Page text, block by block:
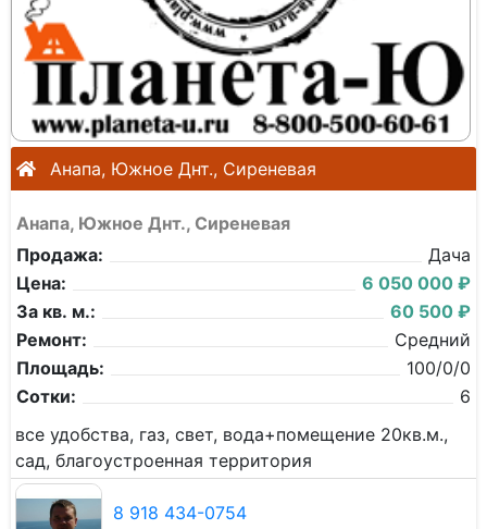
Анапа, Южное Днт., Сиреневая
Анапа, Южное Днт., Сиреневая
Продажа:
Дача
Цена:
6 050 000 ₽
За кв. м.:
60 500 ₽
Ремонт:
Средний
Площадь:
100/0/0
Сотки:
6
все удобства, газ, свет, вода+помещение 20кв.м.,
сад, благоустроенная территория
8 918 434-0754